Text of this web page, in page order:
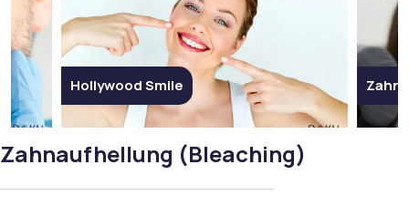
Hollywood Smile
Zahnaufhellung (Bleaching)